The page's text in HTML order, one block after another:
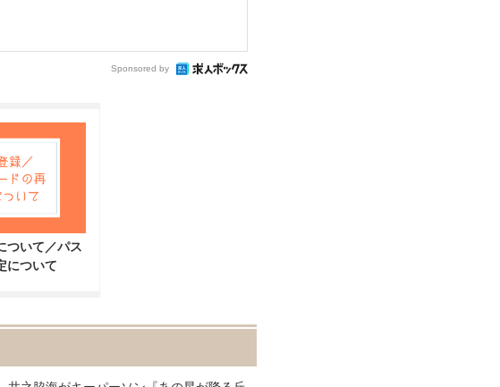
Sponsored by
ついて／パス
について